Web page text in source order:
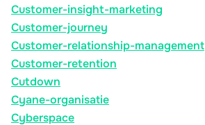
Customer-insight-marketing
Customer-journey
Customer-relationship-management
Customer-retention
Cutdown
Cyane-organisatie
Cyberspace